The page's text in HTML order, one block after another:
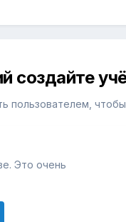
пользователем,
Это очень